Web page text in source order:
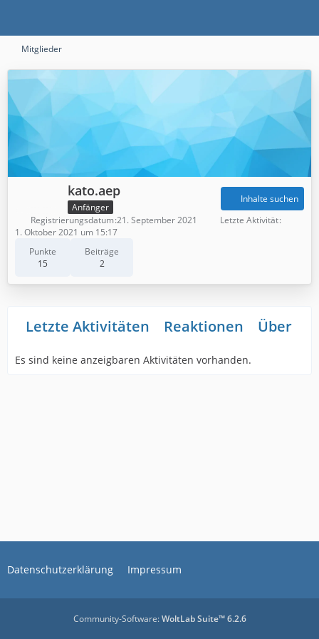
Mitglieder
kato.aep
Anfänger
Punkte
15
Beiträge
2
Inhalte suchen
Registrierungsdatum 21. September 2021
Letzte Aktivität
1. Oktober 2021 um 15:17
Letzte Aktivitäten Reaktionen Über
Es sind keine anzeigbaren Aktivitäten vorhanden.
Datenschutzerklärung Impressum
Community-Software:WoltLab Suite™ 6.2.6